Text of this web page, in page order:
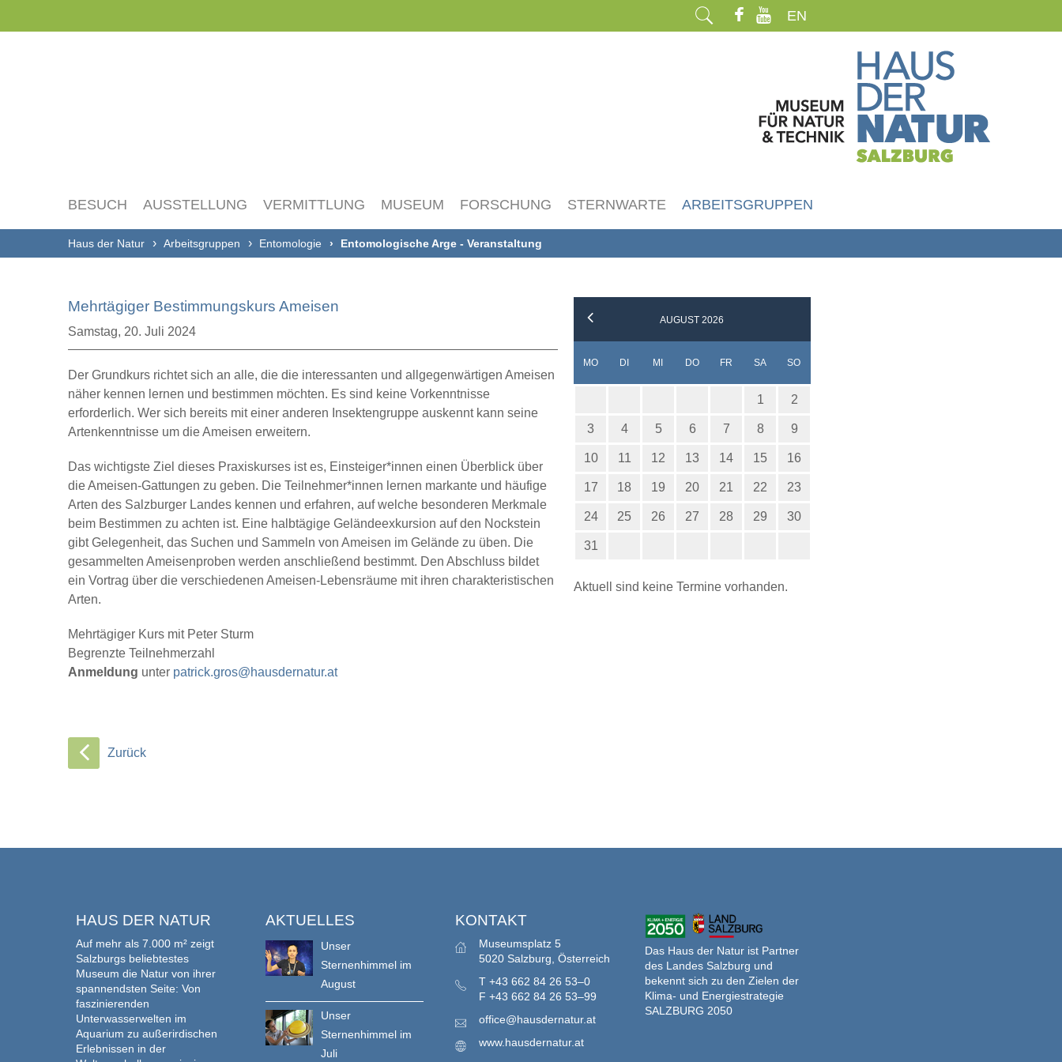
EN
BESUCH AUSSTELLUNG VERMITTLUNG MUSEUM FORSCHUNG STERNWARTE ARBEITSGRUPPEN
Haus der Natur Arbeitsgruppen Entomologie Entomologische Arge - Veranstaltung
Mehrtägiger Bestimmungskurs Ameisen
Samstag, 20. Juli 2024
Der Grundkurs richtet sich an alle, die die interessanten und allgegenwärtigen Ameisen
näher kennen lernen und bestimmen möchten. Es sind keine Vorkenntnisse
erforderlich. Wer sich bereits mit einer anderen Insektengruppe auskennt kann seine
Artenkenntnisse um die Ameisen erweitern.
Das wichtigste Ziel dieses Praxiskurses ist es, Einsteiger*innen einen Überblick über
die Ameisen-Gattungen zu geben. Die Teilnehmer*innen lernen markante und häufige
Arten des Salzburger Landes kennen und erfahren, auf welche besonderen Merkmale
beim Bestimmen zu achten ist. Eine halbtägige Geländeexkursion auf den Nockstein
gibt Gelegenheit, das Suchen und Sammeln von Ameisen im Gelände zu üben. Die
gesammelten Ameisenproben werden anschließend bestimmt. Den Abschluss bildet
ein Vortrag über die verschiedenen Ameisen-Lebensräume mit ihren charakteristischen
Arten.
Mehrtägiger Kurs mit Peter Sturm
Begrenzte Teilnehmerzahl
Anmeldung unter patrick.gros@hausdernatur.at
Zurück
AUGUST 2026
MONTAGDIENSTAG
MI TTWOCH
DONNERSTAG
FREITAGSAMSTAG
SONNTAG
1 2
3 4 5 6 7 8 9
10 11 12 13 14 15 16
17 18 19 20 21 22 23
24 25 26 27 28 29 30
31
Aktuell sind keine Termine vorhanden.
HAUS DER NATUR
Auf mehr als 7.000 m² zeigt
Salzburgs beliebtestes
Museum die Natur von ihrer
spannendsten Seite: Von
faszinierenden
Unterwasserwelten im
Aquarium zu außerirdischen
Erlebnissen in der
AKTUELLES
Unser
Sternenhimmel im
August
Unser
Sternenhimmel im
Juli
KONTAKT
Museumsplatz 5
5020 Salzburg, Österreich
T +43 662 84 26 53–0
F +43 662 84 26 53–99
office@hausdernatur.at
www.hausdernatur.at
Das Haus der Natur ist Partner
des Landes Salzburg und
bekennt sich zu den Zielen der
Klima- und Energiestrategie
SALZBURG 2050